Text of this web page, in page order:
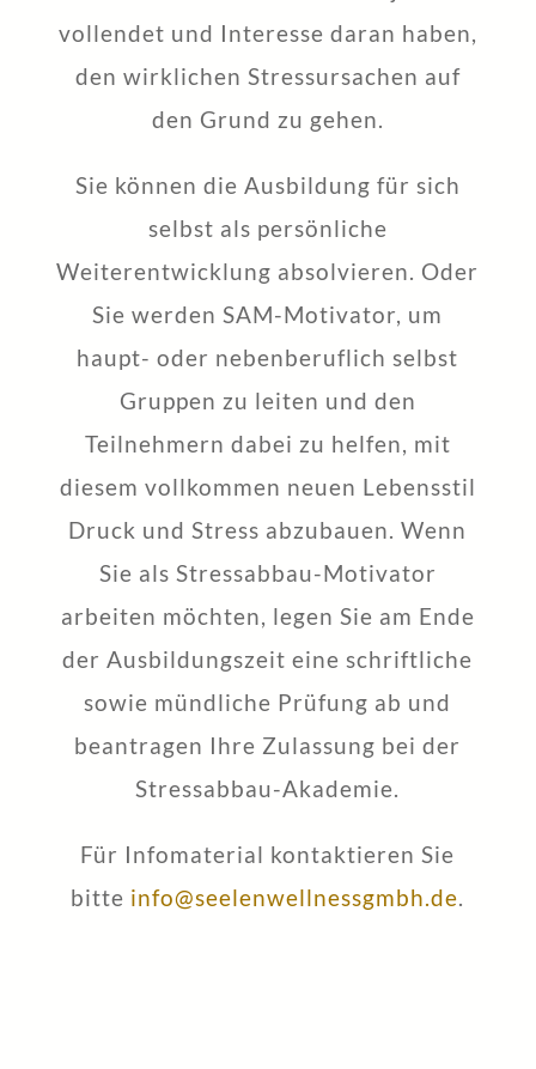
vollendet und Interesse daran haben,
den wirklichen Stressursachen auf
den Grund zu gehen.
Sie können die Ausbildung für sich
selbst als persönliche
Weiterentwicklung absolvieren. Oder
Sie werden SAM-Motivator, um
haupt- oder nebenberuflich selbst
Gruppen zu leiten und den
Teilnehmern dabei zu helfen, mit
diesem vollkommen neuen Lebensstil
Druck und Stress abzubauen. Wenn
Sie als Stressabbau-Motivator
arbeiten möchten, legen Sie am Ende
der Ausbildungszeit eine schriftliche
sowie mündliche Prüfung ab und
beantragen Ihre Zulassung bei der
Stressabbau-Akademie.
Für Infomaterial kontaktieren Sie
bitte info@seelenwellnessgmbh.de.